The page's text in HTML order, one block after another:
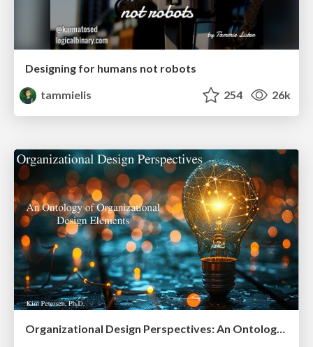
Designing for humans not robots
tammielis
254 26k